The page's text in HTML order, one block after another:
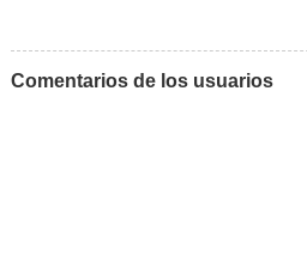
Comentarios de los usuarios